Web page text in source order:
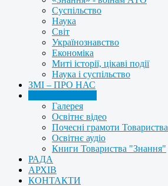
Суспільство
Наука
Світ
Українознавство
Економіка
Миті історії, цікаві події
Наука і суспільство
ЗМІ – ПРО НАС
Галерея
Освітнє відео
Почесні грамоти Товариства
Освітнє аудіо
Книги Товариства "Знання"
РАДА
АРХІВ
КОНТАКТИ